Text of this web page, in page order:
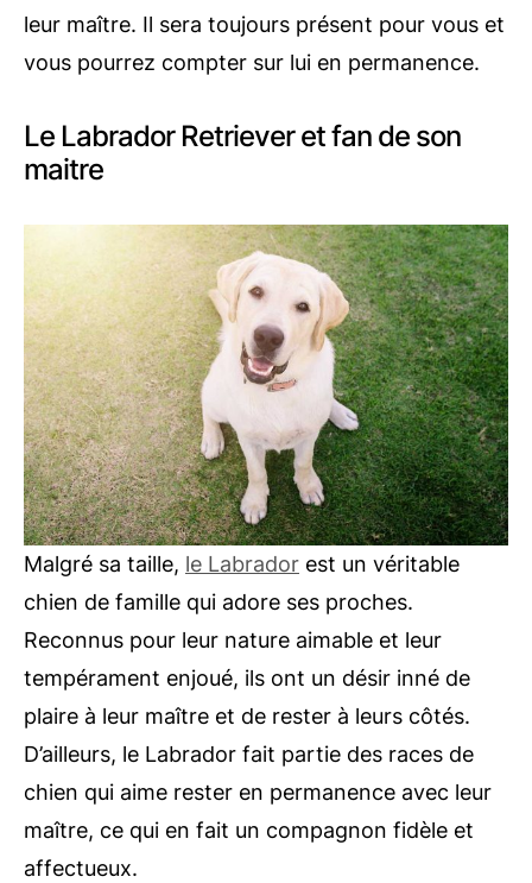
leur maître. Il sera toujours présent pour vous et
vous pourrez compter sur lui en permanence.
Le Labrador Retriever et fan de son
maitre
Malgré sa taille, le Labrador est un véritable
chien de famille qui adore ses proches.
Reconnus pour leur nature aimable et leur
tempérament enjoué, ils ont un désir inné de
plaire à leur maître et de rester à leurs côtés.
D’ailleurs, le Labrador fait partie des races de
chien qui aime rester en permanence avec leur
maître, ce qui en fait un compagnon fidèle et
affectueux.